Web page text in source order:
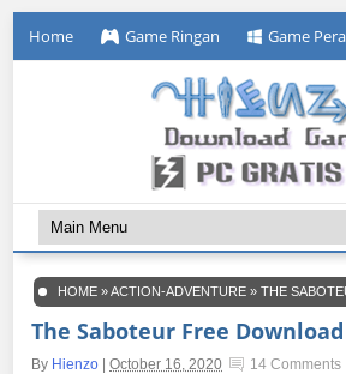
Home Game Ringan Game
HOME »ACTION-ADVENTURE »THE
The Saboteur Free Download
By Hienzo |October 16, 2020 14 Comments